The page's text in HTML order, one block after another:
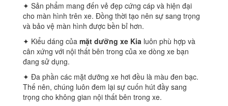
✦ Sản phẩm mang đến vẻ đẹp cứng cáp và hiện đại
cho màn hình trên xe. Đồng thời tạo nên sự sang trọng
và bảo vệ màn hình được bền bỉ hơn.
✦ Kiểu dáng của mặt dưỡng xe Kia luôn phù hợp và
cân xứng với nội thất bên trong của xe dòng xe bạn
đang sử dụng.
✦ Đa phần các mặt dưỡng xe hơi đều là màu đen bạc.
Thế nên, chúng luôn đem lại sự cuốn hút đầy sang
trọng cho không gian nội thất bên trong xe.